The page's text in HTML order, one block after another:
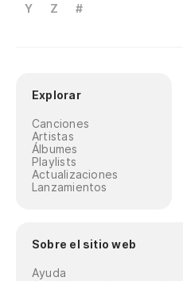
Y
Z #
Explorar
Canciones
Artistas
Álbumes
Playlists
Actualizaciones
Lanzamientos
Sobre el sitio web
Ayuda